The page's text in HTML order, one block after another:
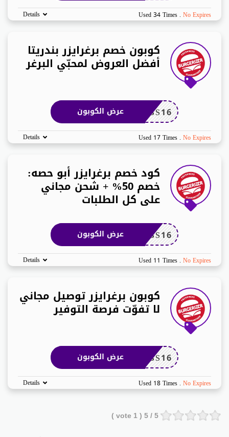
Used 34 Times . No Expires
Details
كوبون خصم برغرايزر بندريتا
أفضل العروض لمحبّي البرغر
BS16 عرض الكوبون
Used 17 Times . No Expires
Details
كود خصم برغرايزر أبو حصه:
خصم 50% + شحن مجاني
على كل الطلبات
BS16 عرض الكوبون
Used 11 Times . No Expires
Details
كوبون برغرايزر توصيل مجاني
لا تفوّت فرصة التوفير
BS16 عرض الكوبون
Used 18 Times . No Expires
Details
5
/ 5 (
1